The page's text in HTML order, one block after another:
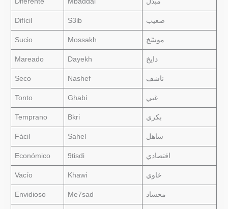
Difícil S3ib صعيب
Sucio Mossakh موسّخ
Mareado Dayekh دايخ
Seco Nashef ناشف
Tonto Ghabi غبي
Temprano Bkri بكري
Fácil Sahel ساهل
Económico 9tisdi اقتصادي
Vacío Khawi خاوي
Envidioso Me7sad محساد